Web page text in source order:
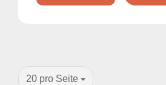
20 pro Seite